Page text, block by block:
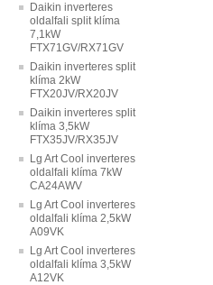
Daikin inverteres
oldalfali split klíma
7,1kW
FTX71GV/RX71GV
Daikin inverteres split
klíma 2kW
FTX20JV/RX20JV
Daikin inverteres split
klíma 3,5kW
FTX35JV/RX35JV
Lg Art Cool inverteres
oldalfali klíma 7kW
CA24AWV
Lg Art Cool inverteres
oldalfali klíma 2,5kW
A09VK
Lg Art Cool inverteres
oldalfali klíma 3,5kW
A12VK